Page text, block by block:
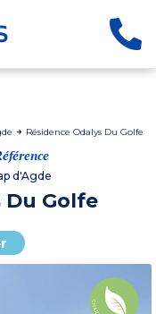
Résidence Odalys Du Golfe
d'Agde
Du Golfe